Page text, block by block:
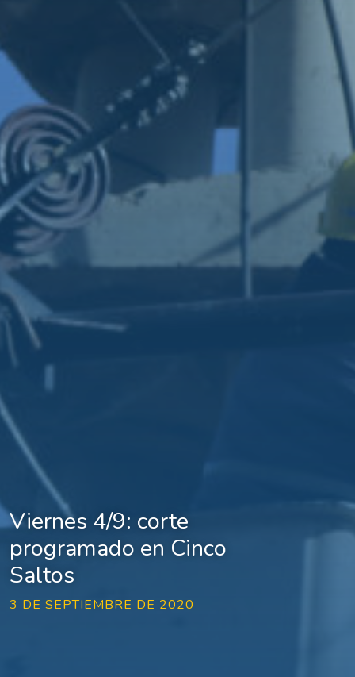
Viernes 4/9: corte
programado en Cinco
Saltos
3 DE SEPTIEMBRE DE 2020